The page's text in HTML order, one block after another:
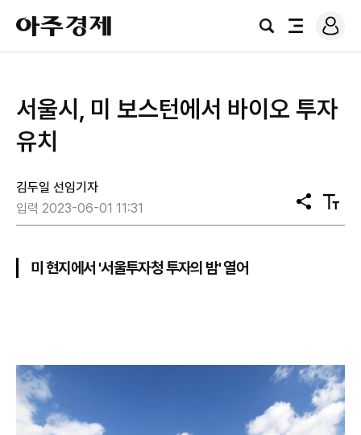
아
주
경
검
전
로
그
서울시, 미 보스턴에서 바이오 투자
유치
김두일 선임기자
입력 2023-06-01 11:31
공
유
텍
스
미 현지에서 '서울투자청 투자의 밤' 열어